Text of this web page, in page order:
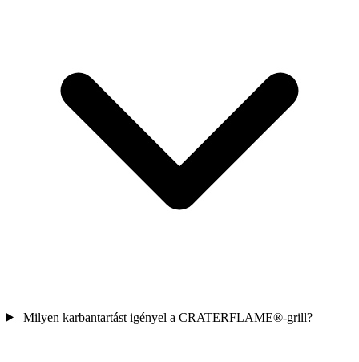
Milyen karbantartást igényel a CRATERFLAME®-grill?